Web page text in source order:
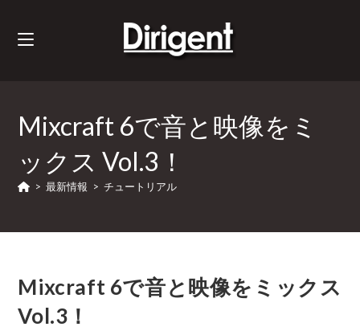
Mixcraft 6で音と映像をミ
ックス Vol.3！
> 最新情報 > チュートリアル
Mixcraft 6で音と映像をミックス
Vol.3！